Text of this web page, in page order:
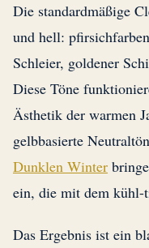
Die standardmäßige
und hell:
Schleier, goldener
Diese Töne
Ästhetik der warmen
gelbbasierte
Dunklen Winter
ein, die mit dem
Das Ergebnis ist ein